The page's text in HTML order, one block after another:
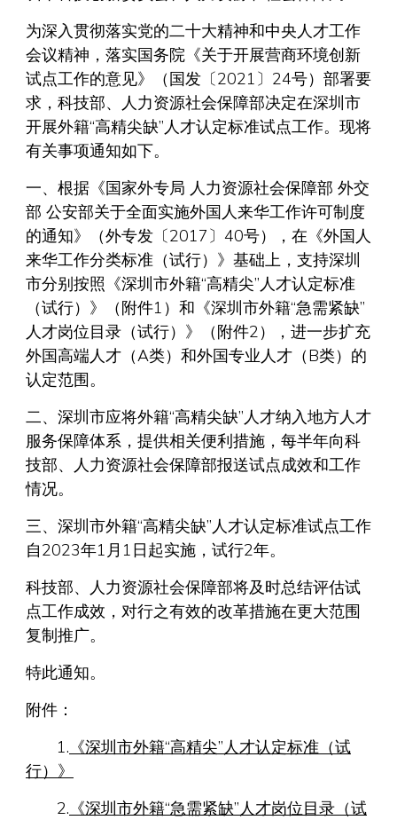
为深入贯彻落实党的二十大精神和中央人才工作
会议精神，落实国务院《关于开展营商环境创新
试点工作的意见》（国发〔2021〕24号）部署要
求，科技部、人力资源社会保障部决定在深圳市
开展外籍“高精尖缺”人才认定标准试点工作。现将
有关事项通知如下。
一、根据《国家外专局 人力资源社会保障部 外交
部 公安部关于全面实施外国人来华工作许可制度
的通知》（外专发〔2017〕40号），在《外国人
来华工作分类标准（试行）》基础上，支持深圳
市分别按照《深圳市外籍“高精尖”人才认定标准
（试行）》（附件1）和《深圳市外籍“急需紧缺”
人才岗位目录（试行）》（附件2），进一步扩充
外国高端人才（A类）和外国专业人才（B类）的
认定范围。
二、深圳市应将外籍“高精尖缺”人才纳入地方人才
服务保障体系，提供相关便利措施，每半年向科
技部、人力资源社会保障部报送试点成效和工作
情况。
三、深圳市外籍“高精尖缺”人才认定标准试点工作
自2023年1月1日起实施，试行2年。
科技部、人力资源社会保障部将及时总结评估试
点工作成效，对行之有效的改革措施在更大范围
复制推广。
特此通知。
附件：
1. 《深圳市外籍“高精尖”人才认定标准（试
行）》
2. 《深圳市外籍“急需紧缺”人才岗位目录（试